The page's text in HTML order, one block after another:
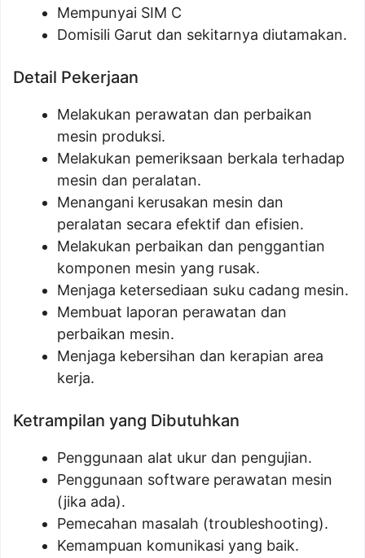
Mempunyai SIM C
Domisili Garut dan sekitarnya diutamakan.
Detail Pekerjaan
Melakukan perawatan dan perbaikan
mesin produksi.
Melakukan pemeriksaan berkala terhadap
mesin dan peralatan.
Menangani kerusakan mesin dan
peralatan secara efektif dan efisien.
Melakukan perbaikan dan penggantian
komponen mesin yang rusak.
Menjaga ketersediaan suku cadang mesin.
Membuat laporan perawatan dan
perbaikan mesin.
Menjaga kebersihan dan kerapian area
kerja.
Ketrampilan yang Dibutuhkan
Penggunaan alat ukur dan pengujian.
Penggunaan software perawatan mesin
(jika ada).
Pemecahan masalah (troubleshooting).
Kemampuan komunikasi yang baik.